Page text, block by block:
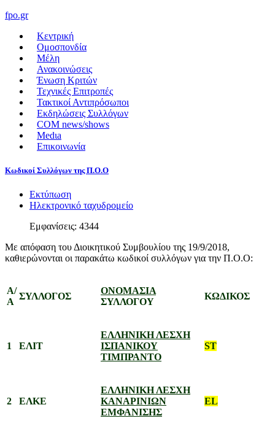
fpo.gr
Κεντρική
Ομοσπονδία
Μέλη
Ανακοινώσεις
Ένωση Κριτών
Τεχνικές Επιτροπές
Τακτικοί Αντιπρόσωποι
Εκδηλώσεις Συλλόγων
COM news/shows
Medιa
Επικοινωνία
Κωδικοί Συλλόγων της Π.Ο.Ο
Εκτύπωση
Ηλεκτρονικό ταχυδρομείο
Εμφανίσεις: 4344
Με απόφαση του Διοικητικού Συμβουλίου της 19/9/2018,
καθιερώνονται οι παρακάτω κωδικοί συλλόγων για την Π.Ο.Ο:
Α/
Α
ΣΥΛΛΟΓΟΣ
ΟΝΟΜΑΣΙΑ
ΣΥΛΛΟΓΟΥ
ΚΩΔΙΚΟΣ
1 ΕΛΙΤ
ΕΛΛΗΝΙΚΗ ΛΕΣΧΗ
ΙΣΠΑΝΙΚΟΥ
ΤΙΜΠΡΑΝΤΟ
ST
2 ΕΛΚΕ
ΕΛΛΗΝΙΚΗ ΛΕΣΧΗ
ΚΑΝΑΡΙΝΙΩΝ
ΕΜΦΑΝΙΣΗΣ
EL